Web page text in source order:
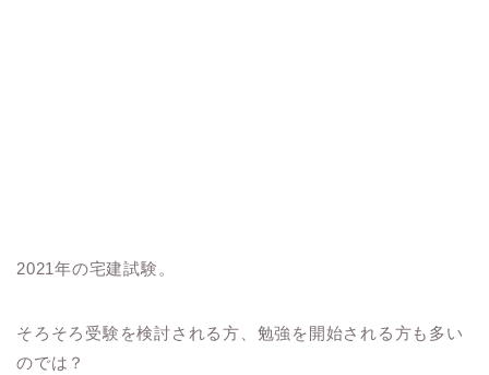
2021年の宅建試験。
そろそろ受験を検討される方、勉強を開始される方も多い
のでは？